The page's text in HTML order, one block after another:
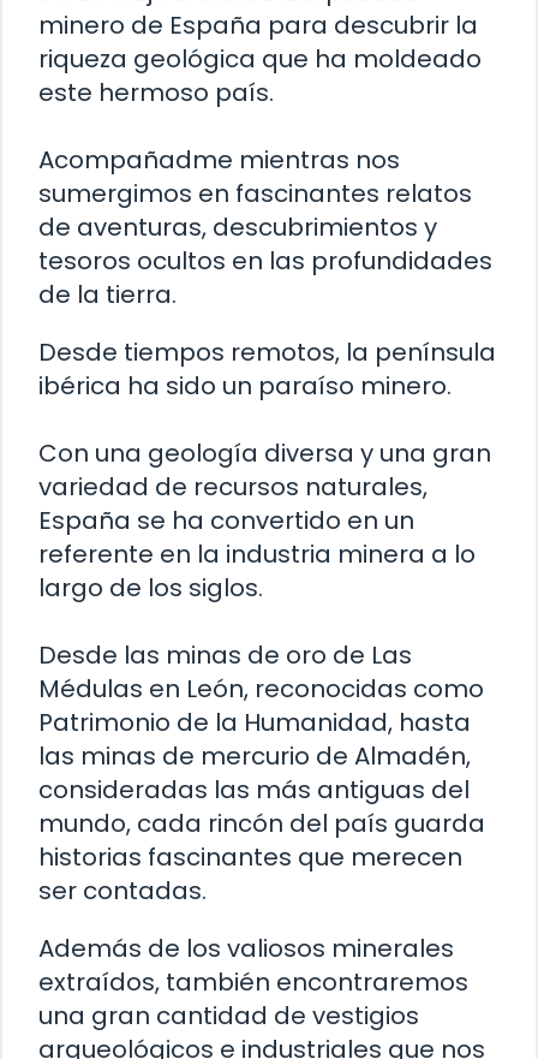
minero de España para descubrir la
riqueza geológica que ha moldeado
este hermoso país.
Acompañadme mientras nos
sumergimos en fascinantes relatos
de aventuras, descubrimientos y
tesoros ocultos en las profundidades
de la tierra.
Desde tiempos remotos, la península
ibérica ha sido un paraíso minero.
Con una geología diversa y una gran
variedad de recursos naturales,
España se ha convertido en un
referente en la industria minera a lo
largo de los siglos.
Desde las minas de oro de Las
Médulas en León, reconocidas como
Patrimonio de la Humanidad, hasta
las minas de mercurio de Almadén,
consideradas las más antiguas del
mundo, cada rincón del país guarda
historias fascinantes que merecen
ser contadas.
Además de los valiosos minerales
extraídos, también encontraremos
una gran cantidad de vestigios
arqueológicos e industriales que nos